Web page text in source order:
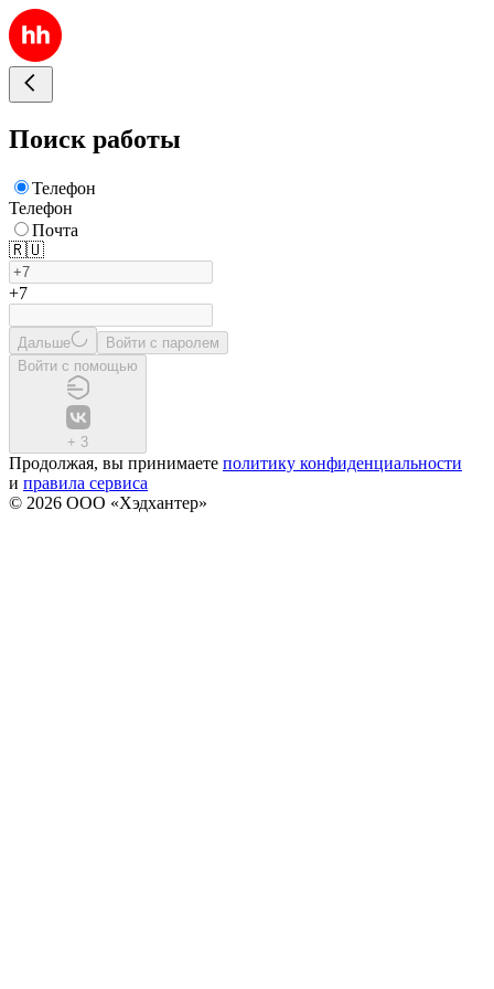
Поиск работы
Телефон
Телефон
Почта
🇷🇺
+7
Дальше
Войти с паролем
Войти с помощью
+ 3
Продолжая, вы принимаете политику конфиденциальности
и правила сервиса
© 2026 ООО «Хэдхантер»